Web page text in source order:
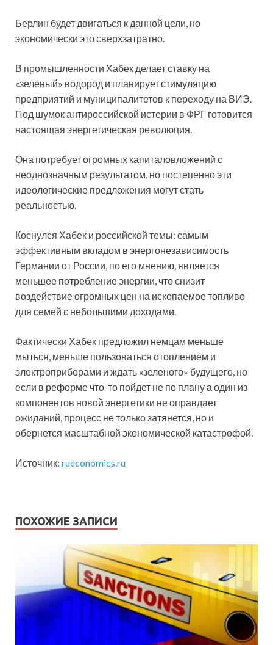
Берлин будет двигаться к данной цели, но
экономически это сверхзатратно.
В промышленности Хабек делает ставку на
«зеленый» водород и планирует стимуляцию
предприятий и муниципалитетов к переходу на ВИЭ.
Под шумок антироссийской истерии в ФРГ готовится
настоящая энергетическая революция.
Она потребует огромных капиталовложений с
неоднозначным результатом, но постепенно эти
идеологические предложения могут стать
реальностью.
Коснулся Хабек и российской темы: самым
эффективным вкладом в энергонезависимость
Германии от России, по его мнению, является
меньшее потребление энергии, что снизит
воздействие огромных цен на ископаемое топливо
для семей с небольшими доходами.
Фактически Хабек предложил немцам меньше
мыться, меньше пользоваться отоплением и
электроприборами и ждать «зеленого» будущего, но
если в реформе что-то пойдет не по плану а один из
компонентов новой энергетики не оправдает
ожиданий, процесс не только затянется, но и
обернется масштабной экономической катастрофой.
Источник: rueconomics.ru
ПОХОЖИЕ ЗАПИСИ